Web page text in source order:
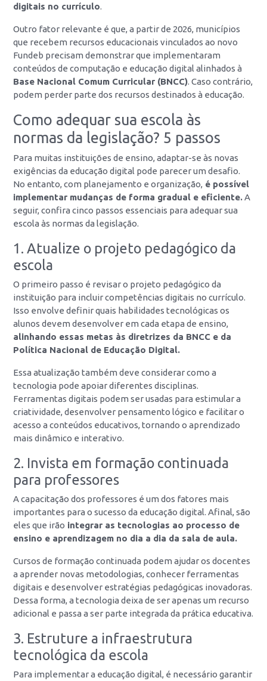
digitais no currículo.
Outro fator relevante é que, a partir de 2026, municípios
que recebem recursos educacionais vinculados ao novo
Fundeb precisam demonstrar que implementaram
conteúdos de computação e educação digital alinhados à
Base Nacional Comum Curricular (BNCC). Caso contrário,
podem perder parte dos recursos destinados à educação.
Como adequar sua escola às
normas da legislação? 5 passos
Para muitas instituições de ensino, adaptar-se às novas
exigências da educação digital pode parecer um desafio.
No entanto, com planejamento e organização, é possível
implementar mudanças de forma gradual e eficiente.A
seguir, confira cinco passos essenciais para adequar sua
escola às normas da legislação.
1. Atualize o projeto pedagógico da
escola
O primeiro passo é revisar o projeto pedagógico da
instituição para incluir competências digitais no currículo.
Isso envolve definir quais habilidades tecnológicas os
alunos devem desenvolver em cada etapa de ensino,
alinhando essas metas às diretrizes da BNCC e da
Política Nacional de Educação Digital.
Essa atualização também deve considerar como a
tecnologia pode apoiar diferentes disciplinas.
Ferramentas digitais podem ser usadas para estimular a
criatividade, desenvolver pensamento lógico e facilitar o
acesso a conteúdos educativos, tornando o aprendizado
mais dinâmico e interativo.
2. Invista em formação continuada
para professores
A capacitação dos professores é um dos fatores mais
importantes para o sucesso da educação digital. Afinal, são
eles que irão integrar as tecnologias ao processo de
ensino e aprendizagem no dia a dia da sala de aula.
Cursos de formação continuada podem ajudar os docentes
a aprender novas metodologias, conhecer ferramentas
digitais e desenvolver estratégias pedagógicas inovadoras.
Dessa forma, a tecnologia deixa de ser apenas um recurso
adicional e passa a ser parte integrada da prática educativa.
3. Estruture a infraestrutura
tecnológica da escola
Para implementar a educação digital, é necessário garantir